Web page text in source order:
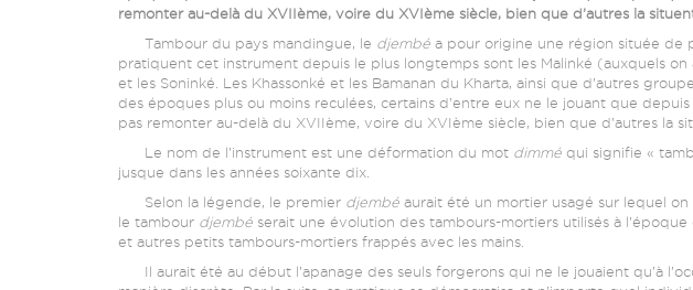
remonter au-delà du XVIIème, voire du XVIème siècle, bien que d’autres la
Tambour du pays mandingue, le djembé a pour origine une région située de
pratiquent cet instrument depuis le plus longtemps sont les Malinké (auxquels
et les Soninké. Les Khassonké et les Bamanan du Kharta, ainsi que d’autres
des époques plus ou moins reculées, certains d’entre eux ne le jouant que
pas remonter au-delà du XVIIème, voire du XVIème siècle, bien que d’autres la
Le nom de l’instrument est une déformation du mot dimmé qui signifie «
jusque dans les années soixante dix.
Selon la légende, le premier djembé aurait été un mortier usagé sur lequel
le tambour djembé serait une évolution des tambours-mortiers utilisés à
et autres petits tambours-mortiers frappés avec les mains.
Il aurait été au début l’apanage des seuls forgerons qui ne le jouaient qu’à